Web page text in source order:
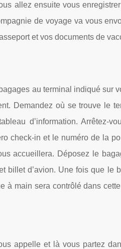
allez ensuite vous
de voyage va vous
et vos documents de
au terminal indiqué sur
Demandez où se trouve le
d’information. Arrêtez-
check-in et le numéro de la
accueillera. Déposez le
billet d’avion. Une fois que le
à main sera contrôlé dans
appelle et là vous partez